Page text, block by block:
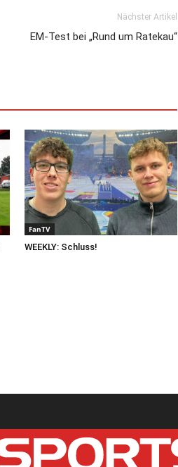
Nächster Artikel
EM-Test bei „Rund um Ratekau“
FanTV
WEEKLY: Schluss!